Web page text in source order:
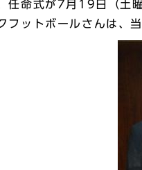
命式が7月19日（土曜
フットボールさんは、